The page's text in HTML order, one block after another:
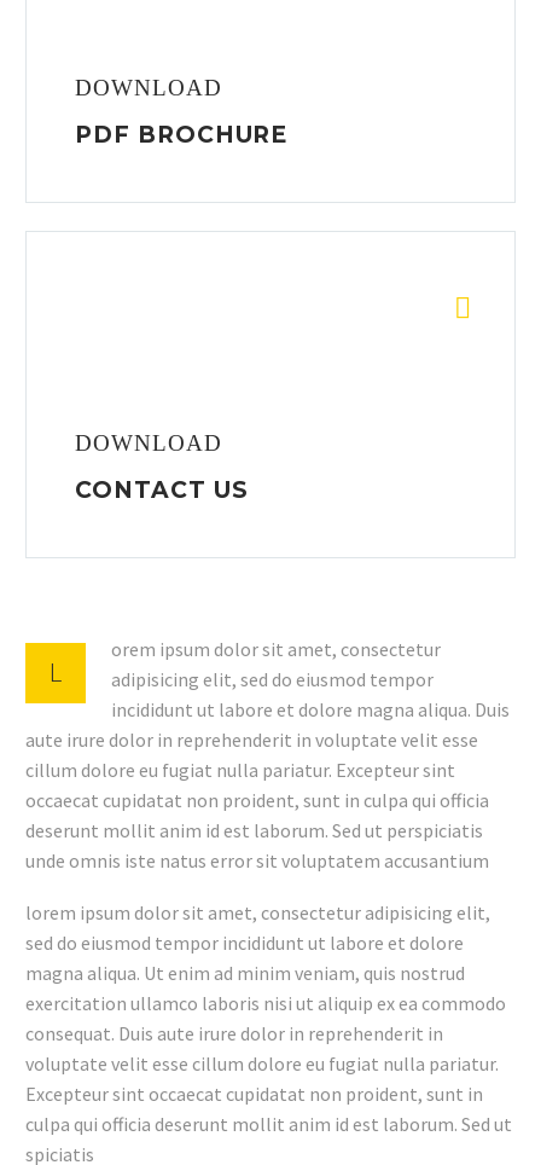
DOWNLOAD
PDF BROCHURE


DOWNLOAD
CONTACT US
L
orem ipsum dolor sit amet, consectetur
adipisicing elit, sed do eiusmod tempor
incididunt ut labore et dolore magna aliqua. Duis
aute irure dolor in reprehenderit in voluptate velit esse
cillum dolore eu fugiat nulla pariatur. Excepteur sint
occaecat cupidatat non proident, sunt in culpa qui officia
deserunt mollit anim id est laborum. Sed ut perspiciatis
unde omnis iste natus error sit voluptatem accusantium
lorem ipsum dolor sit amet, consectetur adipisicing elit,
sed do eiusmod tempor incididunt ut labore et dolore
magna aliqua. Ut enim ad minim veniam, quis nostrud
exercitation ullamco laboris nisi ut aliquip ex ea commodo
consequat. Duis aute irure dolor in reprehenderit in
voluptate velit esse cillum dolore eu fugiat nulla pariatur.
Excepteur sint occaecat cupidatat non proident, sunt in
culpa qui officia deserunt mollit anim id est laborum. Sed ut
spiciatis